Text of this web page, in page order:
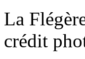
La
crédit